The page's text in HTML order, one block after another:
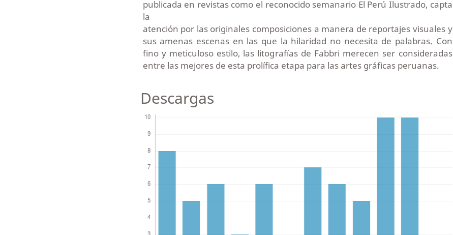
publicada en revistas como el reconocido semanario El Perú Ilustrado, capta
la
atención por las originales composiciones a manera de reportajes visuales y
sus amenas escenas en las que la hilaridad no necesita de palabras. Con
fino y meticuloso estilo, las litografías de Fabbri merecen ser consideradas
entre las mejores de esta prolífica etapa para las artes gráficas peruanas.
Descargas